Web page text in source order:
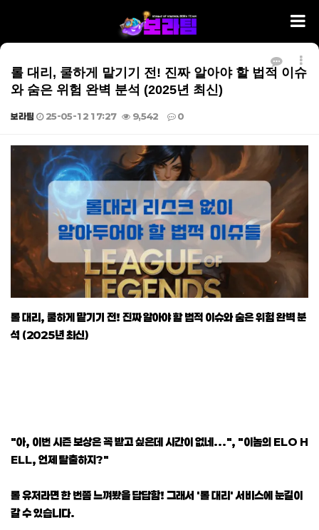
롤 대리, 쿨하게 맡기기 전! 진짜 알아야 할 법적 이슈
와 숨은 위험 완벽 분석 (2025년 최신)
보라팀 25-05-12 17:27 9,542 0
본문
롤 대리, 쿨하게 맡기기 전! 진짜 알아야 할 법적 이슈와 숨은 위험 완벽 분
석 (2025년 최신)
"아, 이번 시즌 보상은 꼭 받고 싶은데 시간이 없네...", "이놈의 ELO H
ELL, 언제 탈출하지?"
롤 유저라면 한 번쯤 느껴봤을 답답함! 그래서 '롤 대리' 서비스에 눈길이
갈 수 있습니다.